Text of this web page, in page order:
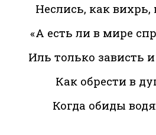
Неслись, как вихрь,
«А есть ли в мире
Иль только зависть
Как обрести в
Когда обиды